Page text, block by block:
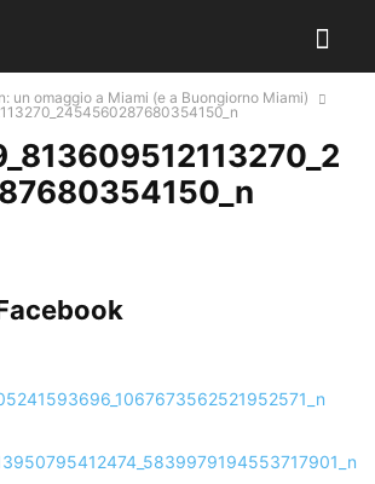
un omaggio a Miami (e a Buongiorno Miami)